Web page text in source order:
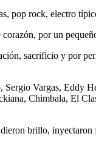
pop rock, electro
por un
sacrificio y por
Vargas, Eddy
Chimbala, El
brillo,